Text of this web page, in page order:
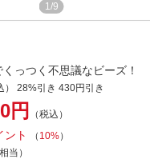
1/9
くっつく不思議なビーズ！
） 28%引き 430円引き
円 （税込）
ント （ 10%）
当）